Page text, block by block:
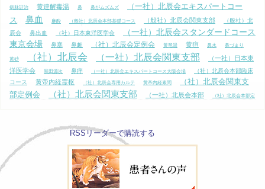
病脉証治 黄連解毒湯 鼻 鼻がムズムズ
（一社）北辰会エキスパートコー
ス
鼻血 麻酔 （般社）北辰会本部基礎コース （般社）北辰会関東支部
（般社）北
辰会
鼻出血 （社）日本東洋医学会
（一社）北辰会スタンダードコース
東京会場
鼻塞 鼻衄 （社）北辰会定例会 黄竜湯 黄疸 鼻水 鼻づまり
黄砂 （社）北辰会 （一社）北辰会関東支部
（一社）日本東
洋医学会
黒田源次 鼻痒 （一社）北辰会エキスパートコース大阪会場
（社）北辰会本部臨床
コース
黄帝内経霊枢 （社）北辰会専用カルテ 黄帝内経素問
（社）北辰会関東支
部定例会
（社）北辰会関東支部 （一社）北辰会本部 （社）北辰会本部定
（一社）北辰会 黄庭 （社）北辰会本部基礎コース
RSSリーダーで購読する